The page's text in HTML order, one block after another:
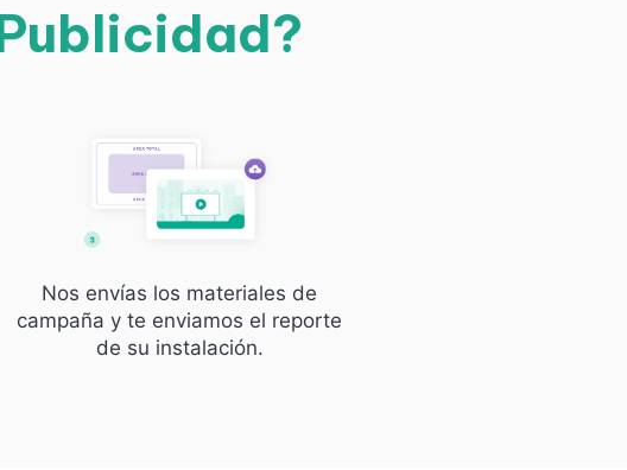
Nos envías los materiales de
campaña y te enviamos el reporte
de su instalación.